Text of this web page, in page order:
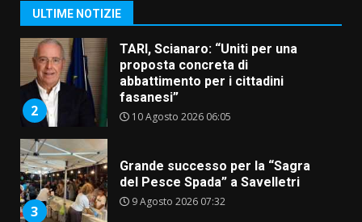
ULTIME NOTIZIE
1
2
TARI, Scianaro: “Uniti per una
proposta concreta di
abbattimento per i cittadini
fasanesi”
10 Agosto 2026 06:05
3
Grande successo per la “Sagra
del Pesce Spada” a Savelletri
9 Agosto 2026 07:32